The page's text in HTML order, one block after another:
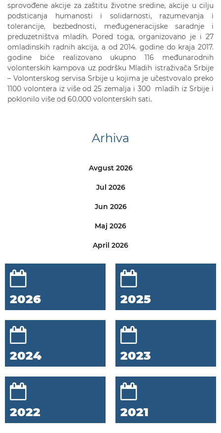
sprovođene akcije za zaštitu životne sredine, akcije u cilju
podsticanja humanosti i solidarnosti, razumevanja i
tolerancije, bezbednosti, međugeneracijske saradnje i
preduzetništva mladih. Pored toga, organizovano je i 27
omladinskih radnih akcija, a od 2014. godine do kraja 2017.
godine biće realizovano ukupno 116 međunarodnih
volonterskih kampova uz podršku Mladih istraživača Srbije
– Volonterskog servisa Srbije u kojima je učestvovalo preko
1100 volontera iz više od 25 zemalja i 300 mladih iz Srbije i
poklonilo više od 60.000 volonterskih sati.
Arhiva
Avgust 2026
Jul 2026
Jun 2026
Maj 2026
April 2026
2026 2025
2024 2023
2022 2021